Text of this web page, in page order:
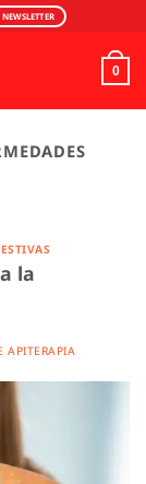
NEWSLETTER
0
la
APITERAPIA